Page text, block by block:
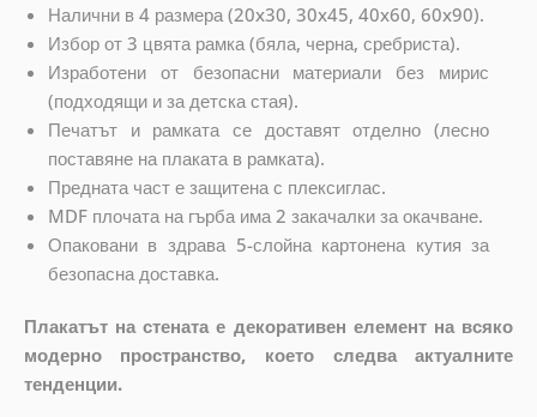
Налични в 4 размера (20x30, 30x45, 40x60, 60x90).
Избор от 3 цвята рамка (бяла, черна, сребриста).
Изработени от безопасни материали без мирис
(подходящи и за детска стая).
Печатът и рамката се доставят отделно (лесно
поставяне на плаката в рамката).
Предната част е защитена с плексиглас.
MDF плочата на гърба има 2 закачалки за окачване.
Опаковани в здрава 5-слойна картонена кутия за
безопасна доставка.
Плакатът на стената е декоративен елемент на всяко
модерно пространство, което следва актуалните
тенденции.